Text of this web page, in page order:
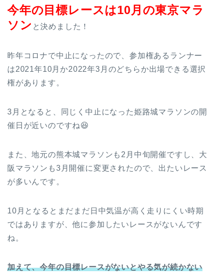
今年の目標レースは10月の東京マラ
ソン と決めました！
昨年コロナで中止になったので、参加権あるランナー
は2021年10月か2022年3月のどちらか出場できる選択
権があります。
3月となると、同じく中止になった姫路城マラソンの開
催日が近いのですね😆
また、地元の熊本城マラソンも2月中旬開催ですし、大
阪マラソンも3月開催に変更されたので、出たいレース
が多いんです。
10月となるとまだまだ日中気温が高く走りにくい時期
ではありますが、他に参加したいレースがないんです
ね。
加えて、今年の目標レースがないとやる気が続かない